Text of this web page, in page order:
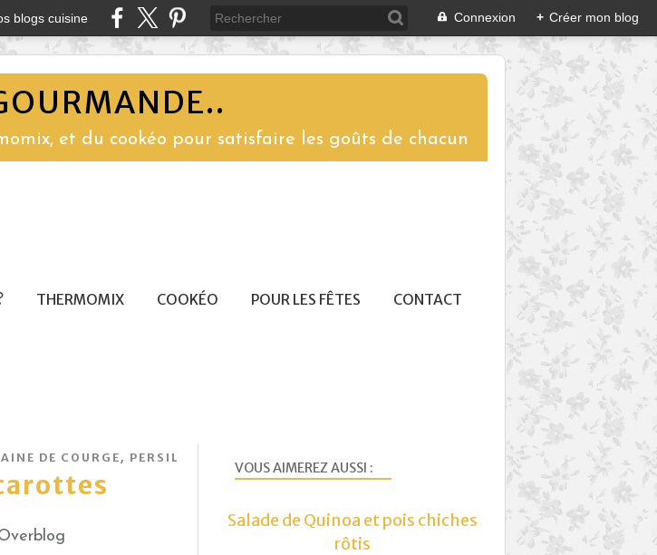
blogs cuisine Connexion + Créer mon blog
et du cookéo pour satisfaire les goûts de chacun
THERMOMIX COOKÉO POUR LES FÊTES CONTACT
DE COURGE, PERSIL
VOUS AIMEREZ AUSSI :
Salade de Quinoa et pois chiches
rôtis